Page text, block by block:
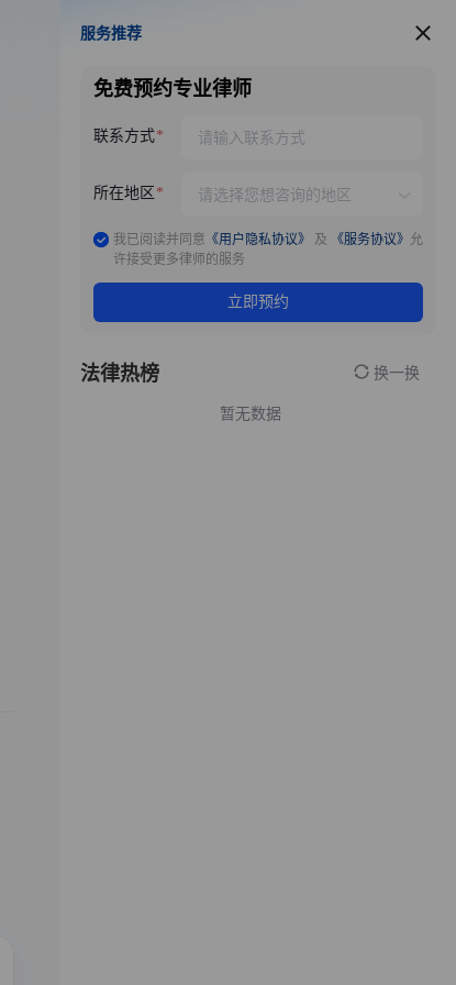
服务推荐
服务推荐
免费预约专业律师
联系方式
所在地区
我已阅读并同意 《用户隐私协议》 及 《服务协议》 允
许接受更多律师的服务
立即预约
法律热榜 换一换
暂无数据